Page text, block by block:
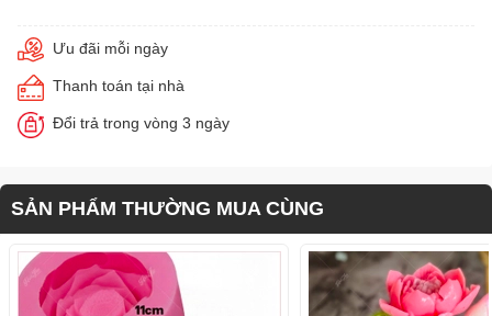
Ưu đãi mỗi ngày
Thanh toán tại nhà
Đổi trả trong vòng 3 ngày
SẢN PHẨM THƯỜNG MUA CÙNG